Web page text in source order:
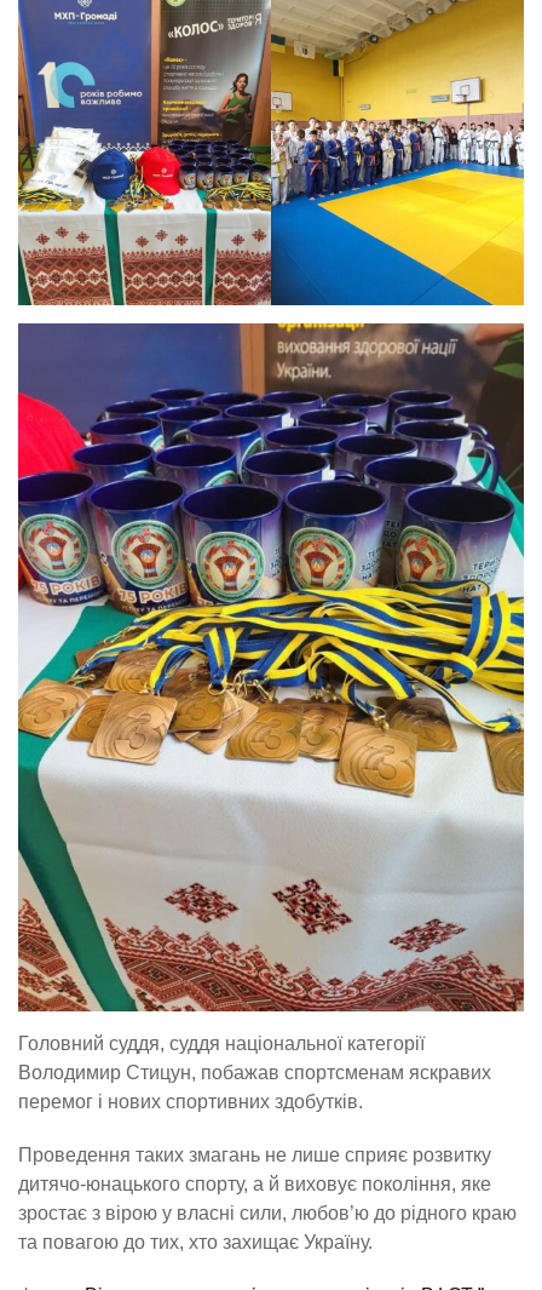
Головний суддя, суддя національної категорії
Володимир Стицун, побажав спортсменам яскравих
перемог і нових спортивних здобутків.
Проведення таких змагань не лише сприяє розвитку
дитячо-юнацького спорту, а й виховує покоління, яке
зростає з вірою у власні сили, любов’ю до рідного краю
та повагою до тих, хто захищає Україну.